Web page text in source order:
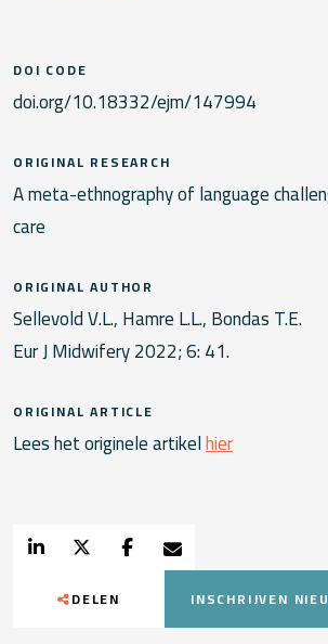
DOI CODE
doi.org/10.18332/ejm/147994
ORIGINAL RESEARCH
A meta-ethnography of language
care
ORIGINAL AUTHOR
Sellevold V.L., Hamre L.L., Bondas T.E.
Eur J Midwifery 2022; 6: 41.
ORIGINAL ARTICLE
Lees het originele artikelhier
DELEN INSCHRIJVEN